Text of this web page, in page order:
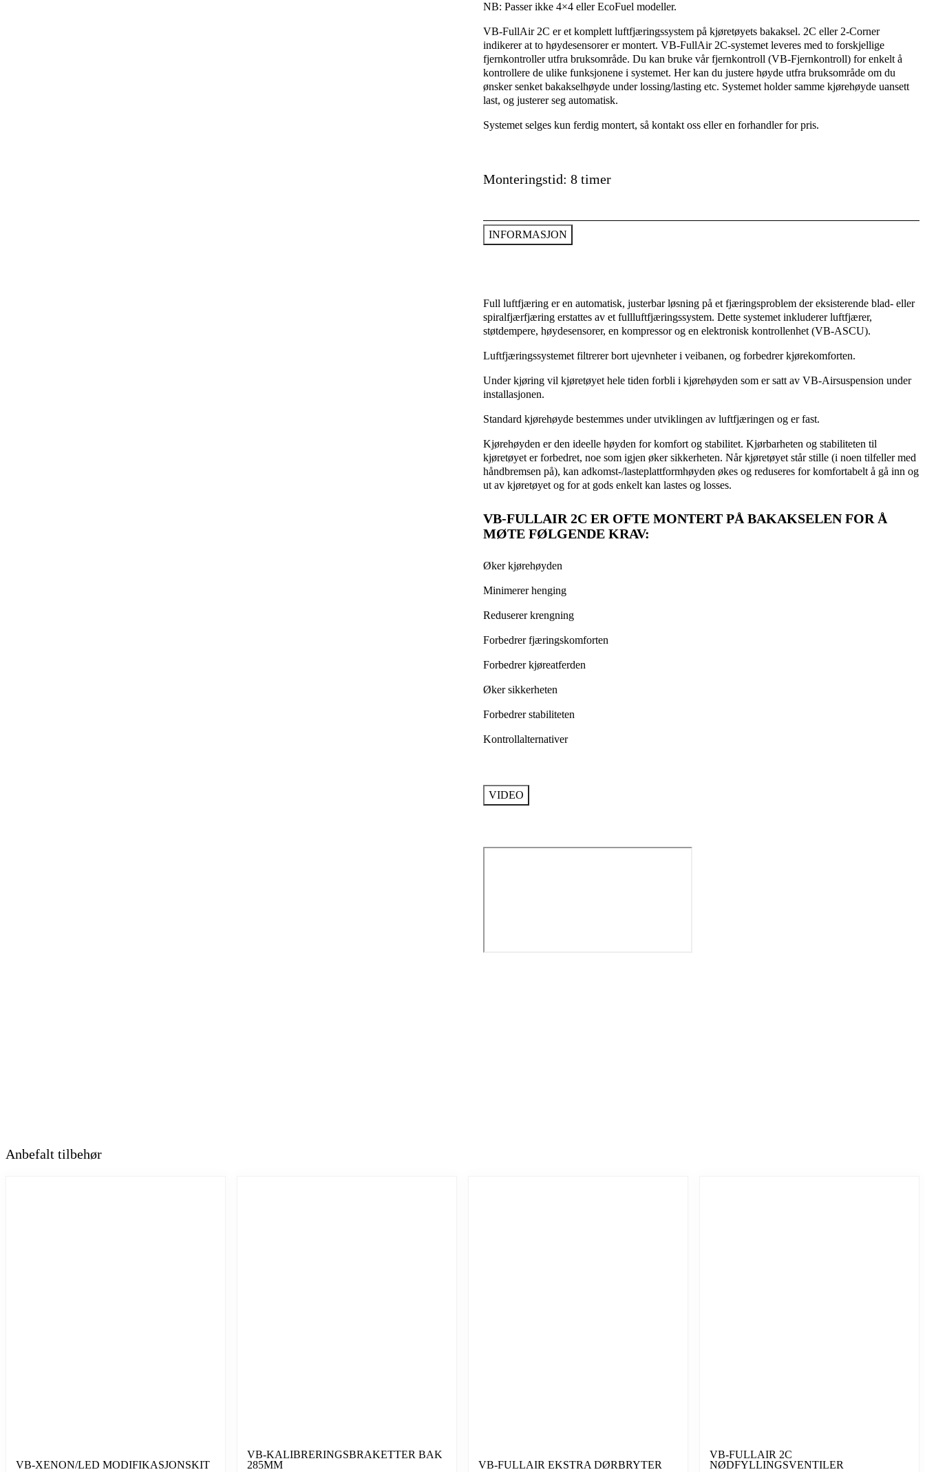
NB: Passer ikke 4×4 eller EcoFuel modeller.
VB-FullAir 2C er et komplett luftfjæringssystem på kjøretøyets bakaksel. 2C eller 2-Corner
indikerer at to høydesensorer er montert. VB-FullAir 2C-systemet leveres med to forskjellige
fjernkontroller utfra bruksområde. Du kan bruke vår fjernkontroll (VB-Fjernkontroll) for enkelt å
kontrollere de ulike funksjonene i systemet. Her kan du justere høyde utfra bruksområde om du
ønsker senket bakakselhøyde under lossing/lasting etc. Systemet holder samme kjørehøyde uansett
last, og justerer seg automatisk.
Systemet selges kun ferdig montert, så kontakt oss eller en forhandler for pris.
Monteringstid: 8 timer
INFORMASJON
Full luftfjæring er en automatisk, justerbar løsning på et fjæringsproblem der eksisterende blad- eller
spiralfjærfjæring erstattes av et fullluftfjæringssystem. Dette systemet inkluderer luftfjærer,
støtdempere, høydesensorer, en kompressor og en elektronisk kontrollenhet (VB-ASCU).
Luftfjæringssystemet filtrerer bort ujevnheter i veibanen, og forbedrer kjørekomforten.
Under kjøring vil kjøretøyet hele tiden forbli i kjørehøyden som er satt av VB-Airsuspension under
installasjonen.
Standard kjørehøyde bestemmes under utviklingen av luftfjæringen og er fast.
Kjørehøyden er den ideelle høyden for komfort og stabilitet. Kjørbarheten og stabiliteten til
kjøretøyet er forbedret, noe som igjen øker sikkerheten. Når kjøretøyet står stille (i noen tilfeller med
håndbremsen på), kan adkomst-/lasteplattformhøyden økes og reduseres for komfortabelt å gå inn og
ut av kjøretøyet og for at gods enkelt kan lastes og losses.
VB-FULLAIR 2C ER OFTE MONTERT PÅ BAKAKSELEN FOR Å
MØTE FØLGENDE KRAV:
Øker kjørehøyden
Minimerer henging
Reduserer krengning
Forbedrer fjæringskomforten
Forbedrer kjøreatferden
Øker sikkerheten
Forbedrer stabiliteten
Kontrollalternativer
VIDEO
Anbefalt tilbehør
VB-XENON/LED MODIFIKASJONSKIT
VB-KALIBRERINGSBRAKETTER BAK
285MM
VB-FULLAIR EKSTRA DØRBRYTER
VB-FULLAIR 2C
NØDFYLLINGSVENTILER